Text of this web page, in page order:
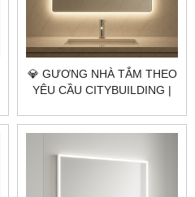
💎 GƯƠNG NHÀ TẮM THEO
YÊU CẦU CITYBUILDING |
GIÁ GƯƠNG NHÀ TẮM